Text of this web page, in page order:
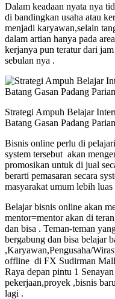
Dalam keadaan nyata nya
di bandingkan usaha atau
menjadi karyawan,selain
dalam artian hanya pada
kerjanya pun teratur dari
sebulan nya .
Strategi Ampuh Belajar
Batang Gasan Padang
Bisnis online perlu di
system tersebut akan
promosikan untuk di jual
berarti pemasaran secara
masyarakat umum lebih luas
Belajar bisnis online akan
mentor=mentor akan di
dan bisa . Teman-teman
bergabung dan bisa belajar
,Karyawan,Pengusaha/
offline di FX Sudirman
Raya depan pintu 1
pekerjaan,proyek ,bisnis
lagi .